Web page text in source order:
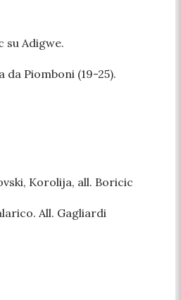
su Adigwe.
Piomboni (19-25).
Korolija, all. Boricic
All. Gagliardi